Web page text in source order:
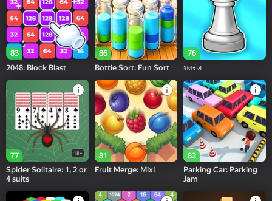
83
2048: Block Blast
86
Bottle Sort: Fun Sort
76
शतरंज
77 18+
Spider Solitaire: 1, 2 or
4 suits
81
Fruit Merge: Mix!
82
Parking Car: Parking
Jam